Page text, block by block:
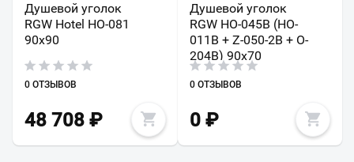
Душевой уголок
RGW Hotel HO-081
90x90
0 ОТЗЫВОВ
48 708 ₽
Душевой уголок
RGW HO-045B (HO-
011B + Z-050-2B + O-
204B) 90x70
0 ОТЗЫВОВ
0₽